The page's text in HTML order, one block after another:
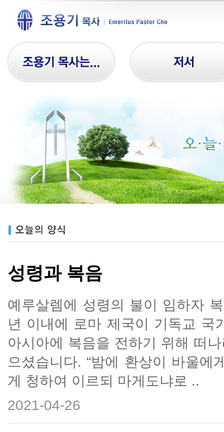
성령과 복음
예루살렘에 성령의 불이 임하자
년 이내에 로마 제국이 기독교 국
아시아에 복음을 전하기 위해 떠
으셨습니다. “밤에 환상이 바울
게 청하여 이르되 마게도냐로 ..
2021-04-26